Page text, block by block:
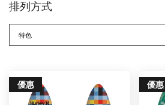
排列方式
優惠 優惠